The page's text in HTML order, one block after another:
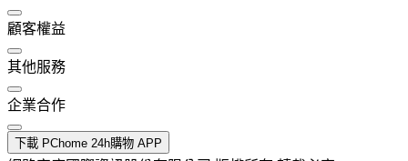
顧客權益
其他服務
企業合作
下載 PChome 24h購物 APP